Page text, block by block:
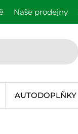
Naše prodejny
AUTODOPLŇKY